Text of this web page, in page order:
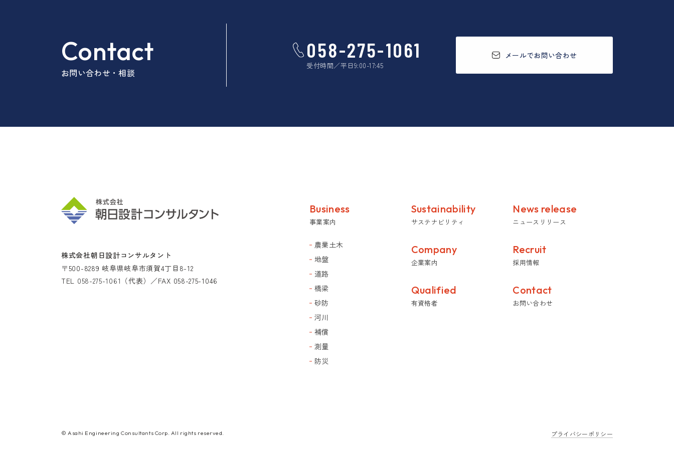
Contact
お問い合わせ・相談
058-275-1061
受付時間／平日9:00-17:45
メールでお問い合わせ
株式会社朝日設計コンサルタント
〒500-8289 岐阜県岐阜市須賀4丁目8-12
TEL 058-275-1061 （代表） ／FAX 058-275-1046
Business
事業案内
農業土木
地盤
道路
橋梁
砂防
河川
補償
測量
防災
Sustainability
サステナビリティ
Company
企業案内
Qualified
有資格者
News release
ニュースリリース
Recruit
採用情報
Contact
お問い合わせ
プライバシーポリシー
© Asahi Engineering Consultants Corp. All rights reserved.